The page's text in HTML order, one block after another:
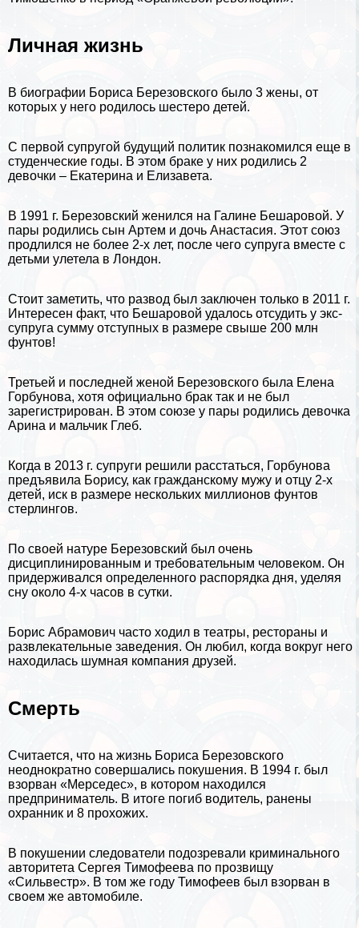
Личная жизнь
В биографии Бориса Березовского было 3 жены, от
которых у него родилось шестеро детей.
С первой супругой будущий политик познакомился еще в
студенческие годы. В этом бpaке у них родились 2
дeвoчки – Екатерина и Елизавета.
В 1991 г. Березовский женился на Галине Бешаровой. У
пары родились сын Артем и дочь Анастасия. Этот союз
продлился не более 2-х лет, после чего супруга вместе с
детьми улетела в Лондон.
Стоит заметить, что развод был заключен только в 2011 г.
Интересен факт, что Бешаровой удалось отсудить у экс-
супруга сумму отступных в размере свыше 200 млн
фунтов!
Третьей и последней женой Березовского была Елена
Горбунова, хотя официально бpaк так и не был
зарегистрирован. В этом союзе у пары родились дeвoчка
Арина и мальчик Глеб.
Когда в 2013 г. супруги решили расстаться, Горбунова
предъявила Борису, как гражданскому мужу и отцу 2-х
детей, иск в размере нескольких миллионов фунтов
стерлингов.
По своей натуре Березовский был очень
дисциплинированным и требовательным человеком. Он
придерживался определенного распорядка дня, уделяя
сну около 4-х часов в сутки.
Борис Абрамович часто ходил в театры, рестораны и
развлекательные заведения. Он любил, когда вокруг него
находилась шумная компания друзей.
Cмepть
Считается, что на жизнь Бориса Березовского
неоднократно совершались покушения. В 1994 г. был
взорван «Мерседес», в котором находился
предприниматель. В итоге погиб водитель, ранены
охранник и 8 прохожих.
В покушении следователи подозревали криминального
авторитета Сергея Тимофеева по прозвищу
«Сильвестр». В том же году Тимофеев был взорван в
своем же автомобиле.